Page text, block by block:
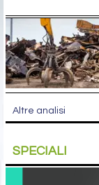
Altre analisi
SPECIALI